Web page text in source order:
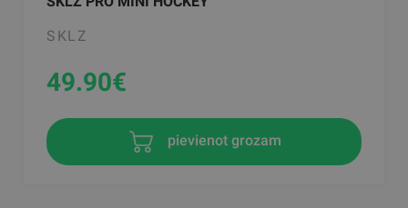
SKLZ
49.90€
pievienot grozam